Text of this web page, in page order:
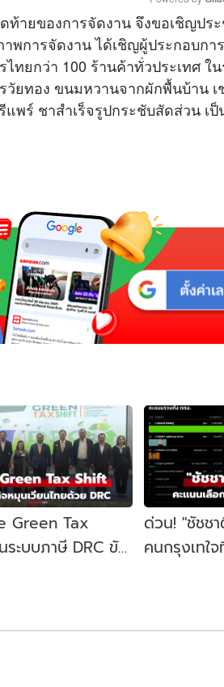
M
u
t
e
ายของการจัดงาน จึงขอเชิญปร
พการจัดงาน ได้เชิญผู้ประกอบกา
ยกว่า 100 ร้านค้าทั่วประเทศ ใน
ยทอง ขนมหวานจากผักพื้นบ้าน เ
ร์ ชาสำเร็จรูปกระชับสัดส่วน เ
Green Tax
ระบบภาษี DRC ขับ
ด่วน! "ชัชช
คนกรุงเทใ